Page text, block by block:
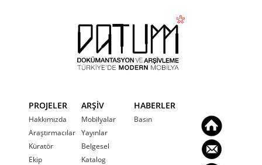
PROJELER
Hakkımızda
Araştırmacılar
Küratör
Ekip
ARŞİV
Mobilyalar
Yayınlar
Belgesel
Katalog
HABERLER
Basın